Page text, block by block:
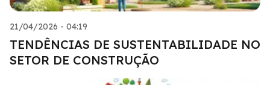
21/04/2026 - 04:19
TENDÊNCIAS DE SUSTENTABILIDADE NO
SETOR DE CONSTRUÇÃO